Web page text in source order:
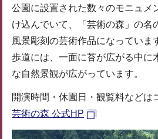
公園に設置された数々のモニュメ
け込んでいて、「芸術の森」の名
風景彫刻の芸術作品になっていま
歩道には、一面に苔が広がる中に
な自然景観が広がっています。
開演時間・休園日・観覧料などは
芸術の森 公式HP